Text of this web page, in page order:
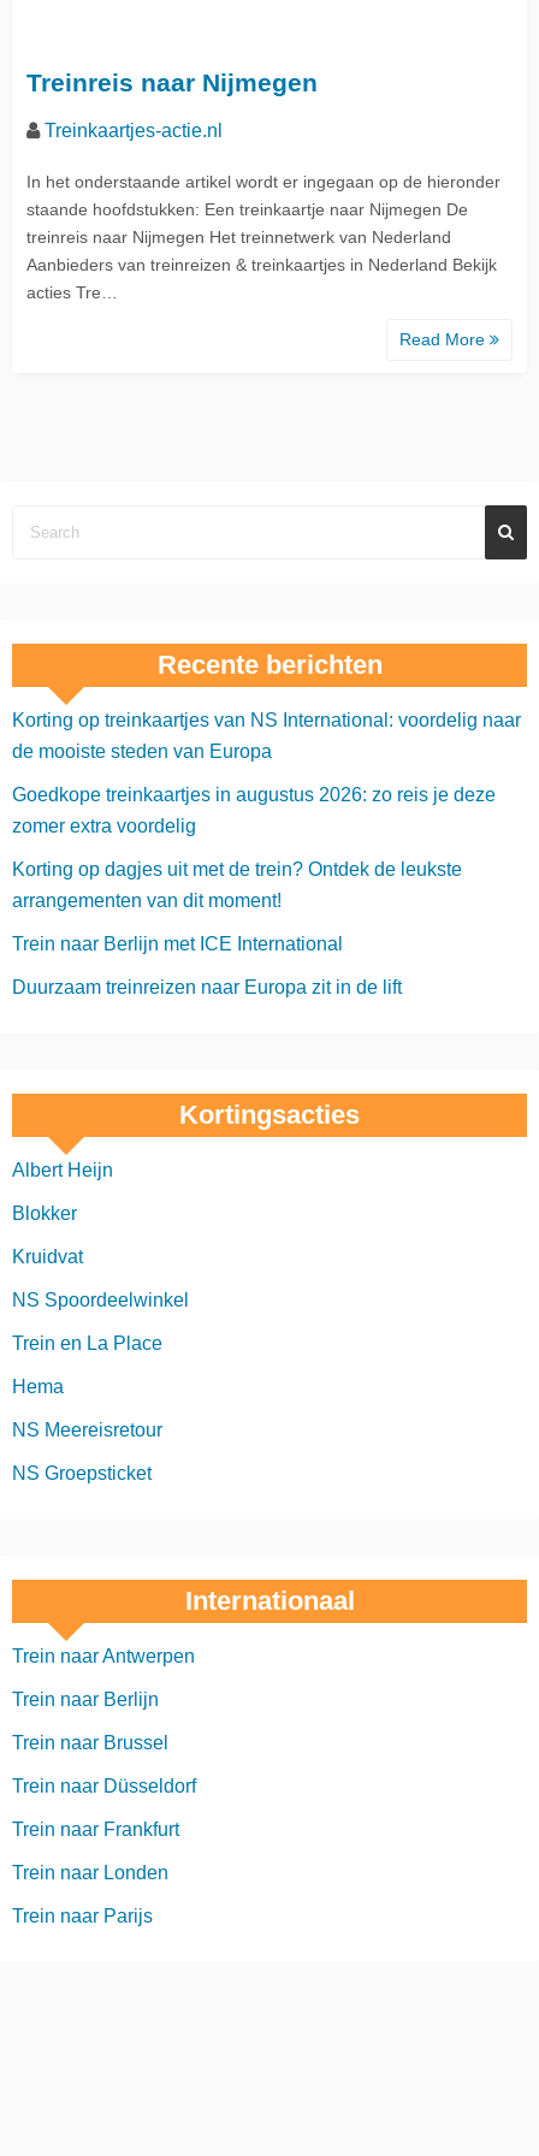
Treinreis naar Nijmegen
Treinkaartjes-actie.nl
In het onderstaande artikel wordt er ingegaan op de hieronder
staande hoofdstukken: Een treinkaartje naar Nijmegen De
treinreis naar Nijmegen Het treinnetwerk van Nederland
Aanbieders van treinreizen & treinkaartjes in Nederland Bekijk
acties Tre…
Read More
Recente berichten
Korting op treinkaartjes van NS International: voordelig naar
de mooiste steden van Europa
Goedkope treinkaartjes in augustus 2026: zo reis je deze
zomer extra voordelig
Korting op dagjes uit met de trein? Ontdek de leukste
arrangementen van dit moment!
Trein naar Berlijn met ICE International
Duurzaam treinreizen naar Europa zit in de lift
Kortingsacties
Albert Heijn
Blokker
Kruidvat
NS Spoordeelwinkel
Trein en La Place
Hema
NS Meereisretour
NS Groepsticket
Internationaal
Trein naar Antwerpen
Trein naar Berlijn
Trein naar Brussel
Trein naar Düsseldorf
Trein naar Frankfurt
Trein naar Londen
Trein naar Parijs